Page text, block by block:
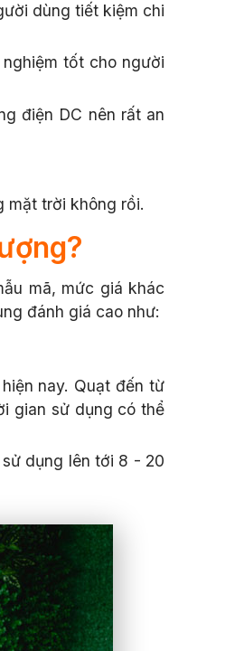
dùng tiết kiệm chi
tốt cho người
điện DC nên rất an
mặt trời không rồi.
mã, mức giá khác
đánh giá cao như:
nay. Quạt đến từ
gian sử dụng có thể
dụng lên tới 8 - 20